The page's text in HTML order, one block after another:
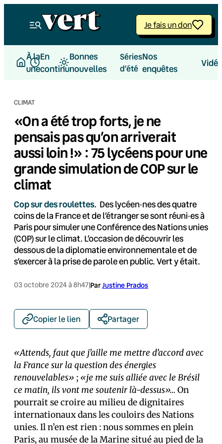
Je fais un don
À la
une
En
continu
Bonnes
nouvelles
Séries
d’été
Nos
enquêtes
CLIMAT
«On a été trop forts, je ne
pensais pas qu’on arriverait
aussi loin !» : 75 lycéens pour une
grande simulation de COP sur le
climat
Cop sur des roulettes. Des lycéen·nes des quatre
coins de la France et de l’étranger se sont réuni·es à
Paris pour simuler une Conférence des Nations unies
(COP) sur le climat. L’occasion de découvrir les
dessous de la diplomatie environnementale et de
s’exercer à la prise de parole en public. Vert y était.
03 octobre 2024 à 8h47|ParJustine Prados
Copier le lien Partager
«Attends, faut que j’aille me mettre d’accord avec
la France sur la question des énergies
renouvelables» ; «je me suis alliée avec le Brésil
ce matin, ils vont me soutenir là-dessus»… On
pourrait se croire au milieu de dignitaires
internationaux dans les couloirs des Nations
unies. Il n’en est rien : nous sommes en plein
Paris, au musée de la Marine situé au pied de la